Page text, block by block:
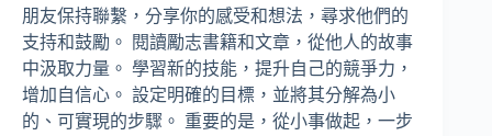
朋友保持聯繫，分享你的感受和想法，尋求他們的
支持和鼓勵。 閱讀勵志書籍和文章，從他人的故事
中汲取力量。 學習新的技能，提升自己的競爭力，
增加自信心。 設定明確的目標，並將其分解為小
的、可實現的步驟。 重要的是，從小事做起，一步